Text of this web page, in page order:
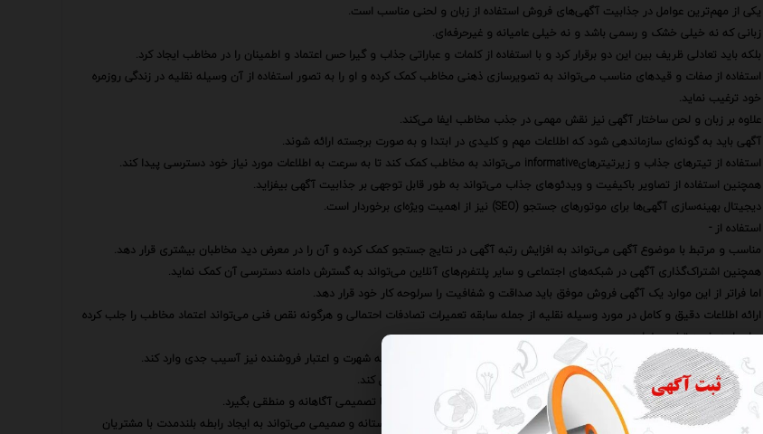
یکی از مهم‌ترین عوامل در جذابیت آگهی‌های فروش استفاده از زبان و لحنی مناسب است.
زبانی که نه خیلی خشک و رسمی باشد و نه خیلی عامیانه و غیرحرفه‌ای.
بلکه باید تعادلی ظریف بین این دو برقرار کرد و با استفاده از کلمات و عباراتی جذاب و گیرا حس اعتماد و اطمینان را در مخاطب ایجاد کرد.
استفاده از صفات و قیدهای مناسب می‌تواند به تصویرسازی ذهنی مخاطب کمک کرده و او را به تصور استفاده از آن وسیله نقلیه در زندگی روزمره
خود ترغیب نماید.
علاوه بر زبان و لحن ساختار آگهی نیز نقش مهمی در جذب مخاطب ایفا می‌کند.
آگهی باید به گونه‌ای سازماندهی شود که اطلاعات مهم و کلیدی در ابتدا و به صورت برجسته ارائه شوند.
استفاده از تیترهای جذاب و زیرتیترهایinformative می‌تواند به مخاطب کمک کند تا به سرعت به اطلاعات مورد نیاز خود دسترسی پیدا کند.
همچنین استفاده از تصاویر باکیفیت و ویدئوهای جذاب می‌تواند به طور قابل توجهی بر جذابیت آگهی بیفزاید.
دیجیتال بهینه‌سازی آگهی‌ها برای موتورهای جستجو (SEO) نیز از اهمیت ویژه‌ای برخوردار است.
استفاده از -
مناسب و مرتبط با موضوع آگهی می‌تواند به افزایش رتبه آگهی در نتایج جستجو کمک کرده و آن را در معرض دید مخاطبان بیشتری قرار دهد.
همچنین اشتراک‌گذاری آگهی در شبکه‌های اجتماعی و سایر پلتفرم‌های آنلاین می‌تواند به گسترش دامنه دسترسی آن کمک نماید.
اما فراتر از این موارد یک آگهی فروش موفق باید صداقت و شفافیت را سرلوحه کار خود قرار دهد.
ارائه اطلاعات دقیق و کامل در مورد وسیله نقلیه از جمله سابقه تعمیرات تصادفات احتمالی و هرگونه نقص فنی می‌تواند اعتماد مخاطب را جلب کرده
و او را به خرید ترغیب نماید.
پنهان کردن اطلاعات یا ارائه اطلاعات نادرست نه تنها غیراخلاقی است بلکه می‌تواند به شهرت و اعتبار فروشنده نیز آسیب جدی وارد کند.
در واقع یک آگهی فروش موفق باید به عنوان یک ابزار اطلاع‌رسانی و مشاوره‌ای عمل کند.
فروشنده باید تلاش کند تا با ارائه اطلاعات دقیق و بی‌طرفانه به مخاطب کمک کند تا تصمیمی آگاهانه و منطقی بگیرد.
پاسخگویی به سوالات و ابهامات مخاطبان ارائه مشاوره تخصصی و ایجاد فضایی دوستانه و صمیمی می‌تواند به ایجاد رابطه بلندمدت با مشتریان